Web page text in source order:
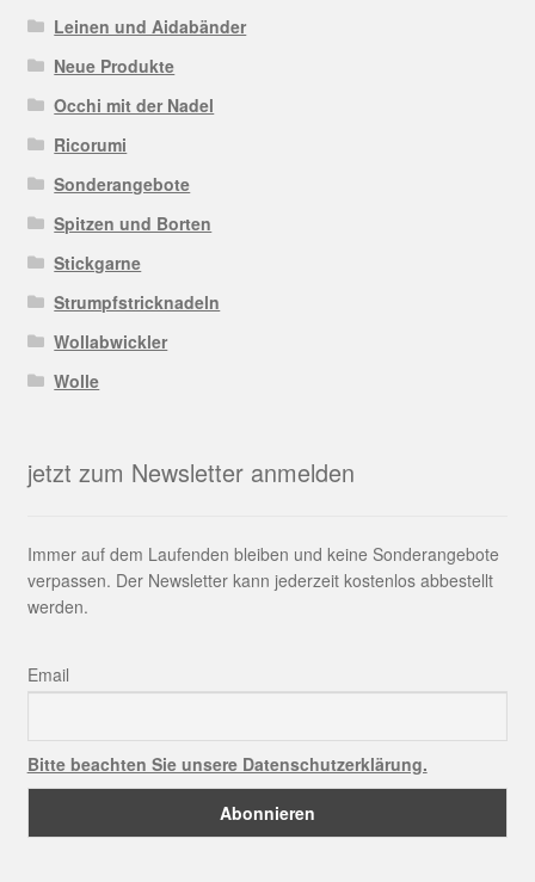
Leinen und Aidabänder
Neue Produkte
Occhi mit der Nadel
Ricorumi
Sonderangebote
Spitzen und Borten
Stickgarne
Strumpfstricknadeln
Wollabwickler
Wolle
jetzt zum Newsletter anmelden
Immer auf dem Laufenden bleiben und keine Sonderangebote
verpassen. Der Newsletter kann jederzeit kostenlos abbestellt
werden.
Email
Bitte beachten Sie unsere Datenschutzerklärung.